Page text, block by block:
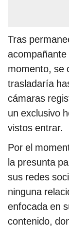
Tras
momento, se
trasladaría
cámaras
un exclusivo
vistos entrar.
Por el
la presunta
sus redes
ninguna
enfocada en
contenido,